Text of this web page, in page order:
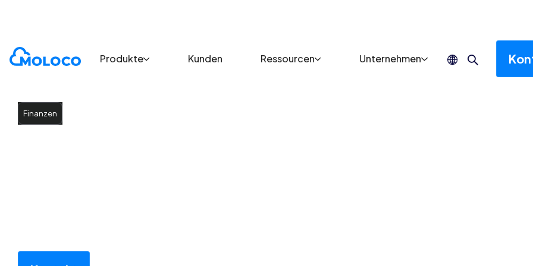
Produkte Kunden Ressourcen Unternehmen
Moloco Ads
Finanzen